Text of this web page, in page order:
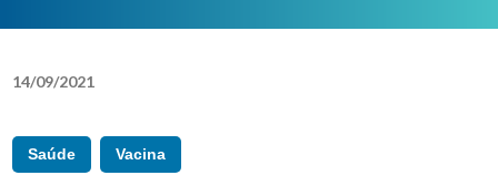
14/09/2021
Saúde Vacina